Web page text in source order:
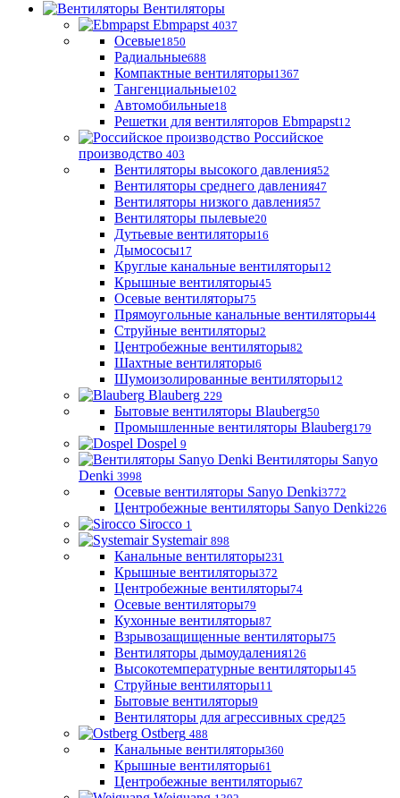
Вентиляторы
Ebmpapst 4037
Осевые1850
Радиальные688
Компактные вентиляторы1367
Тангенциальные102
Автомобильные18
Решетки для вентиляторов Ebmpapst12
Российское
производство 403
Вентиляторы высокого давления52
Вентиляторы среднего давления47
Вентиляторы низкого давления57
Вентиляторы пылевые20
Дутьевые вентиляторы16
Дымососы17
Круглые канальные вентиляторы12
Крышные вентиляторы45
Осевые вентиляторы75
Прямоугольные канальные вентиляторы44
Струйные вентиляторы2
Центробежные вентиляторы82
Шахтные вентиляторы6
Шумоизолированные вентиляторы12
Blauberg 229
Бытовые вентиляторы Blauberg50
Промышленные вентиляторы Blauberg179
Dospel 9
Вентиляторы Sanyo
Denki 3998
Осевые вентиляторы Sanyo Denki3772
Центробежные вентиляторы Sanyo Denki226
Sirocco 1
Systemair 898
Канальные вентиляторы231
Крышные вентиляторы372
Центробежные вентиляторы74
Осевые вентиляторы79
Кухонные вентиляторы87
Взрывозащищенные вентиляторы75
Вентиляторы дымоудаления126
Высокотемпературные вентиляторы145
Струйные вентиляторы11
Бытовые вентиляторы9
Вентиляторы для агрессивных сред25
Ostberg 488
Канальные вентиляторы360
Крышные вентиляторы61
Центробежные вентиляторы67